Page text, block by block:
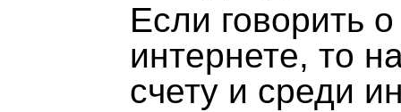
Если говорить
интернете, то
счету и среди